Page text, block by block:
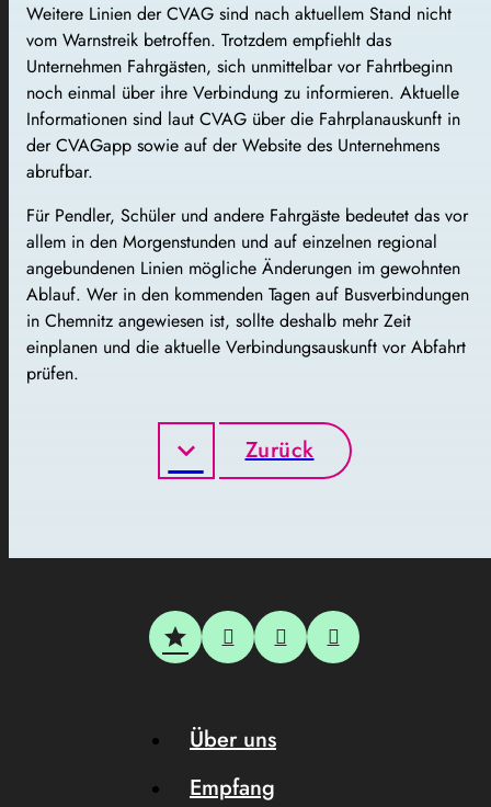
Weitere Linien der CVAG sind nach aktuellem Stand nicht
vom Warnstreik betroffen. Trotzdem empfiehlt das
Unternehmen Fahrgästen, sich unmittelbar vor Fahrtbeginn
noch einmal über ihre Verbindung zu informieren. Aktuelle
Informationen sind laut CVAG über die Fahrplanauskunft in
der CVAGapp sowie auf der Website des Unternehmens
abrufbar.
Für Pendler, Schüler und andere Fahrgäste bedeutet das vor
allem in den Morgenstunden und auf einzelnen regional
angebundenen Linien mögliche Änderungen im gewohnten
Ablauf. Wer in den kommenden Tagen auf Busverbindungen
in Chemnitz angewiesen ist, sollte deshalb mehr Zeit
einplanen und die aktuelle Verbindungsauskunft vor Abfahrt
prüfen.
Zurück
Über uns
Empfang